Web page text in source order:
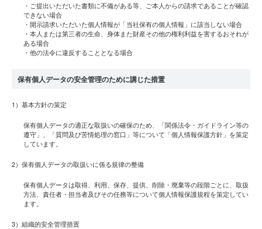
・ご提出いただいた書類に不備がある等、ご本人からの請求であることが確認
できない場合
・開示請求いただいた個人情報が「当社保有の個人情報」に該当しない場合
・本人または第三者の生命、身体また財産その他の権利利益を害するおそれが
ある場合
・他の法令に違反することとなる場合
保有個人データの安全管理のために講じた措置
1）基本方針の策定
保有個人データの適正な取扱いの確保のため、「関係法令・ガイドライン等の
遵守」、「質問及び苦情処理の窓口」等について「個人情報保護方針」を策定
しています。
2）保有個人データの取扱いに係る規律の整備
保有個人データは取得、利用、保存、提供、削除・廃棄等の段階ごとに、取扱
方法、責任者・担当者及びその任務等について個人情報保護規程を策定してい
ます。
3）組織的安全管理措置